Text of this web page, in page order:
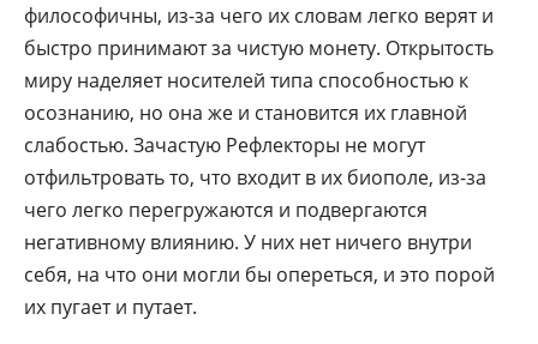
философичны, из-за чего их словам легко верят и
быстро принимают за чистую монету. Открытость
миру наделяет носителей типа способностью к
осознанию, но она же и становится их главной
слабостью. Зачастую Рефлекторы не могут
отфильтровать то, что входит в их биополе, из-за
чего легко перегружаются и подвергаются
негативному влиянию. У них нет ничего внутри
себя, на что они могли бы опереться, и это порой
их пугает и путает.